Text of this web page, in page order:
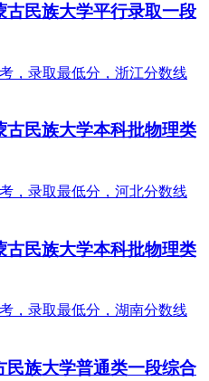
古民族大学平行录取一段
古民族大学本科批物理类
古民族大学本科批物理类
民族大学普通类一段综合